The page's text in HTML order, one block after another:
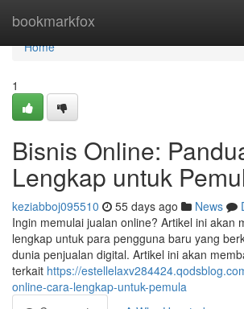
bookmarkfox
Home
Home
1
Bisnis Online:
Lengkap untuk
keziabboj095510 55 days ago News
Ingin memulai jualan online? Artikel ini akan
lengkap untuk para pengguna baru yang
dunia penjualan digital. Artikel ini akan
terkait https://
online-cara-lengkap-untuk-pemula